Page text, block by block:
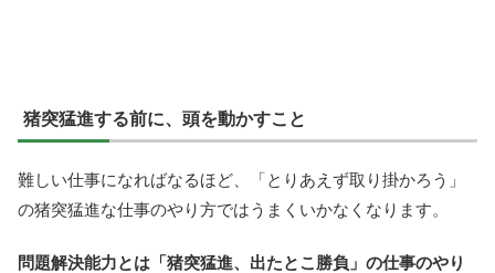
猪突猛進する前に、頭を動かすこと
難しい仕事になればなるほど、「とりあえず取り掛かろう」
の猪突猛進な仕事のやり方ではうまくいかなくなります。
問題解決能力とは「猪突猛進、出たとこ勝負」の仕事のやり